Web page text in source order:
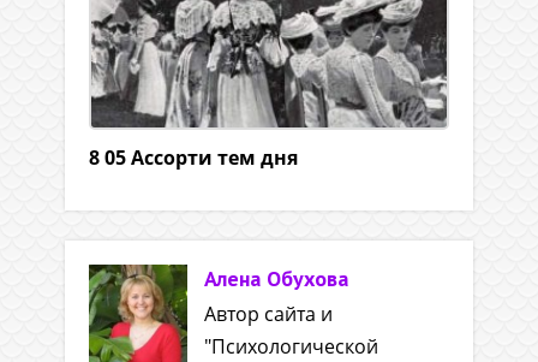
8 05 Ассорти тем дня
Алена Обухова
Автор сайта и
"Психологической